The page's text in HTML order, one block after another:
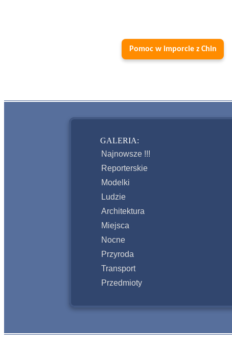
Pomoc w imporcie z Chin
GALERIA:
Najnowsze !!!
Reporterskie
Modelki
Ludzie
Architektura
Miejsca
Nocne
Przyroda
Transport
Przedmioty